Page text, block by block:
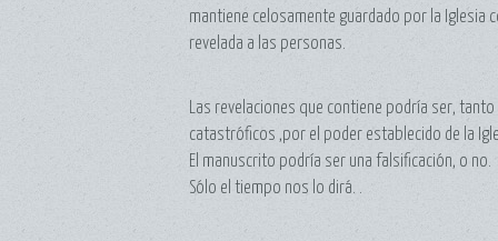
mantiene celosamente guardado por la Iglesia
revelada a las personas.
Las revelaciones que contiene podría ser,
catastróficos ,por el poder establecido de la
El manuscrito podría ser una falsificación, o no.
Sólo el tiempo nos lo dirá. .